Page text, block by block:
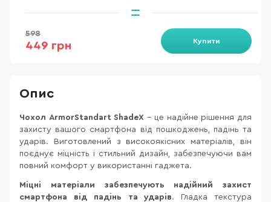
598
449 грн Купити
Опис
Чохол ArmorStandart ShadeX - це надійне рішення для
захисту вашого смартфона від пошкоджень, падінь та
ударів. Виготовлений з високоякісних матеріалів, він
поєднує міцність і стильний дизайн, забезпечуючи вам
повний комфорт у використанні гаджета.
Міцні матеріали забезпечують надійний захист
смартфона від падінь та ударів. Гладка текстура